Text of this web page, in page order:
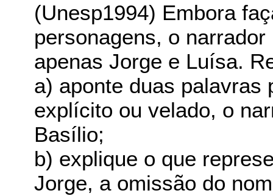
(Unesp1994) Embora
personagens, o
apenas Jorge e Luísa.
a) aponte duas palavras
explícito ou velado, o
Basílio;
b) explique o que
Jorge, a omissão do